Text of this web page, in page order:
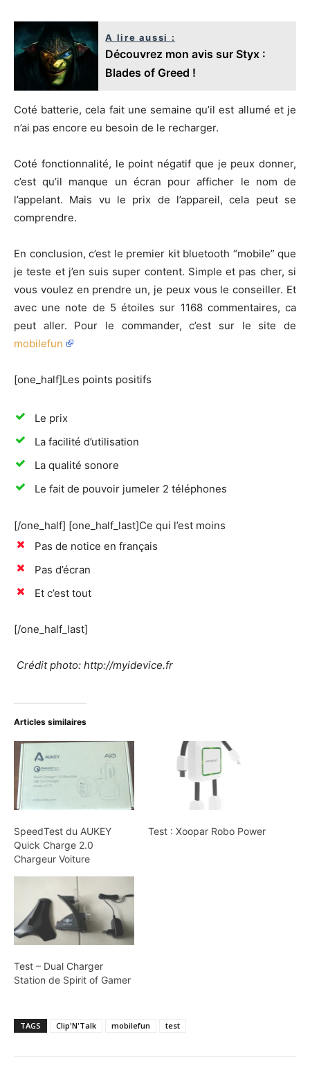
A lire aussi :
Découvrez mon avis sur Styx :
Blades of Greed !
Coté batterie, cela fait une semaine qu’il est allumé et je
n’ai pas encore eu besoin de le recharger.
Coté fonctionnalité, le point négatif que je peux donner,
c’est qu’il manque un écran pour afficher le nom de
l’appelant. Mais vu le prix de l’appareil, cela peut se
comprendre.
En conclusion, c’est le premier kit bluetooth “mobile” que
je teste et j’en suis super content. Simple et pas cher, si
vous voulez en prendre un, je peux vous le conseiller. Et
avec une note de 5 étoiles sur 1168 commentaires, ca
peut aller. Pour le commander, c’est sur le site de
mobilefun
[one_half]Les points positifs
Le prix
La facilité d’utilisation
La qualité sonore
Le fait de pouvoir jumeler 2 téléphones
[/one_half] [one_half_last]Ce qui l’est moins
Pas de notice en français
Pas d’écran
Et c’est tout
[/one_half_last]
Crédit photo: http://myidevice.fr
Articles similaires
SpeedTest du AUKEY
Quick Charge 2.0
Chargeur Voiture
Test : Xoopar Robo Power
Test – Dual Charger
Station de Spirit of Gamer
TAGS Clip'N'Talk mobilefun test